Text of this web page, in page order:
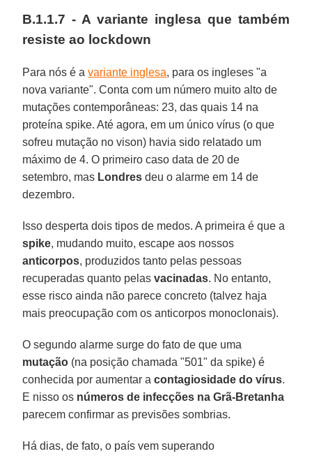
B.1.1.7 - A variante inglesa que também
resiste ao lockdown
Para nós é avariante inglesa, para os ingleses "a
nova variante". Conta com um número muito alto de
mutações contemporâneas: 23, das quais 14 na
proteína spike. Até agora, em um único vírus (o que
sofreu mutação no vison) havia sido relatado um
máximo de 4. O primeiro caso data de 20 de
setembro, mas Londres deu o alarme em 14 de
dezembro.
Isso desperta dois tipos de medos. A primeira é que a
spike, mudando muito, escape aos nossos
anticorpos, produzidos tanto pelas pessoas
recuperadas quanto pelasvacinadas. No entanto,
esse risco ainda não parece concreto (talvez haja
mais preocupação com os anticorpos monoclonais).
O segundo alarme surge do fato de que uma
mutação (na posição chamada "501" da spike) é
conhecida por aumentar acontagiosidade do vírus.
E nisso os números de infecções na Grã-Bretanha
parecem confirmar as previsões sombrias.
Há dias, de fato, o país vem superando